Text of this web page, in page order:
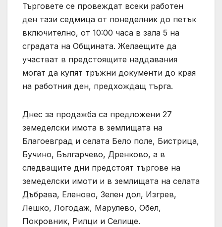
Търговете се провеждат всеки работен
ден тази седмица от понеделник до петък
включително, от 10:00 часа в зала 5 на
сградата на Общината. Желаещите да
участват в предстоящите наддавания
могат да купят тръжни документи до края
на работния ден, предхождащ търга.
Днес за продажба са предложени 27
земеделски имота в землищата на
Благоевград и селата Бело поле, Бистрица,
Бучино, Българчево, Дренково, а в
следващите дни предстоят търгове на
земеделски имоти и в землищата на селата
Дъбрава, Еленово, Зелен дол, Изгрев,
Лешко, Логодаж, Марулево, Обел,
Покровник, Рилци и Селище.